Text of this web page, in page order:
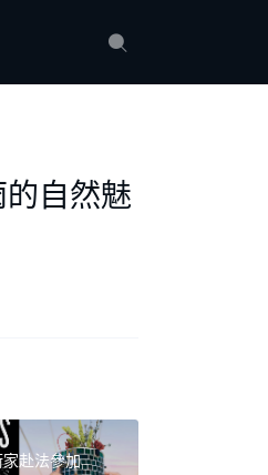
自然魅
赴法參加